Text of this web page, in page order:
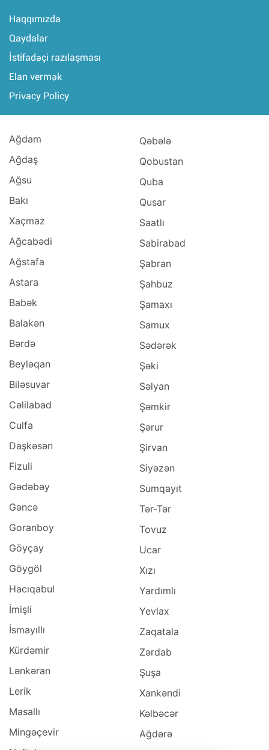
Haqqımızda
Qaydalar
İstifadəçi razılaşması
Elan vermək
Privacy Policy
Ağdam
Ağdaş
Ağsu
Bakı
Xaçmaz
Ağcabədi
Ağstafa
Astara
Babək
Balakən
Bərdə
Beyləqan
Biləsuvar
Cəlilabad
Culfa
Daşkəsən
Fizuli
Gədəbəy
Gəncə
Goranboy
Göyçay
Göygöl
Hacıqabul
İmişli
İsmayıllı
Kürdəmir
Lənkəran
Lerik
Masallı
Mingəçevir
Qəbələ
Qobustan
Quba
Qusar
Saatlı
Sabirabad
Şabran
Şahbuz
Şamaxı
Samux
Sədərək
Şəki
Səlyan
Şəmkir
Şərur
Şirvan
Siyəzən
Sumqayıt
Tər-Tər
Tovuz
Ucar
Xızı
Yardımlı
Yevlax
Zaqatala
Zərdab
Şuşa
Xankəndi
Kəlbəcər
Ağdərə